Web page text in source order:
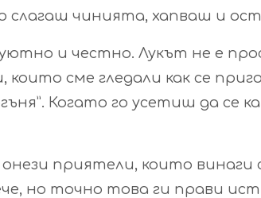
слагаш чинията, хапваш и
и честно. Лукът не е
които сме гледали как се
Когато го усетиш да се
приятели, които винаги
но точно това ги прави